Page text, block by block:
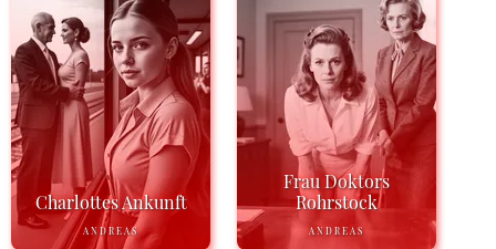
Charlottes Ankunft
ANDREAS
Frau Doktors
Rohrstock
ANDREAS